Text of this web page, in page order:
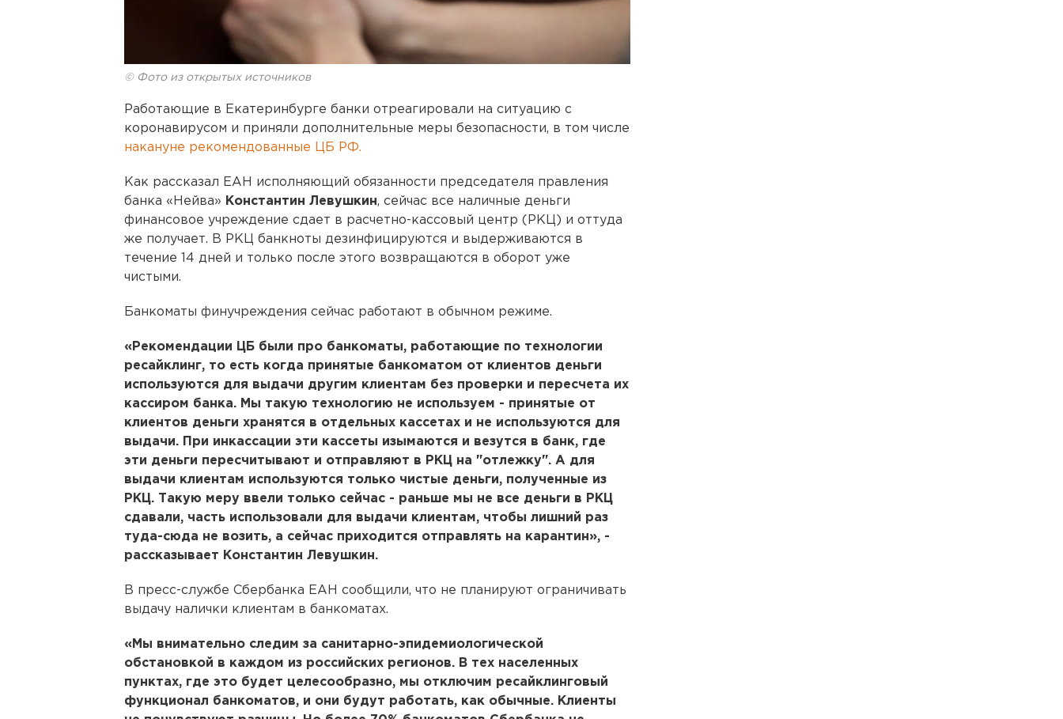
© Фото из открытых источников
Работающие в Екатеринбурге банки отреагировали на ситуацию с
коронавирусом и приняли дополнительные меры безопасности, в том числе
накануне рекомендованные ЦБ РФ.
Как рассказал ЕАН исполняющий обязанности председателя правления
банка «Нейва» Константин Левушкин, сейчас все наличные деньги
финансовое учреждение сдает в расчетно-кассовый центр (РКЦ) и оттуда
же получает. В РКЦ банкноты дезинфицируются и выдерживаются в
течение 14 дней и только после этого возвращаются в оборот уже
чистыми.
Банкоматы финучреждения сейчас работают в обычном режиме.
«Рекомендации ЦБ были про банкоматы, работающие по технологии
ресайклинг, то есть когда принятые банкоматом от клиентов деньги
используются для выдачи другим клиентам без проверки и пересчета их
кассиром банка. Мы такую технологию не используем - принятые от
клиентов деньги хранятся в отдельных кассетах и не используются для
выдачи. При инкассации эти кассеты изымаются и везутся в банк, где
эти деньги пересчитывают и отправляют в РКЦ на "отлежку". А для
выдачи клиентам используются только чистые деньги, полученные из
РКЦ. Такую меру ввели только сейчас - раньше мы не все деньги в РКЦ
сдавали, часть использовали для выдачи клиентам, чтобы лишний раз
туда-сюда не возить, а сейчас приходится отправлять на карантин», -
рассказывает Константин Левушкин.
В пресс-службе Сбербанка ЕАН сообщили, что не планируют ограничивать
выдачу налички клиентам в банкоматах.
«Мы внимательно следим за санитарно-эпидемиологической
обстановкой в каждом из российских регионов. В тех населенных
пунктах, где это будет целесообразно, мы отключим ресайклинговый
функционал банкоматов, и они будут работать, как обычные. Клиенты